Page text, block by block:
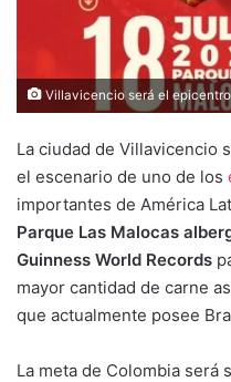
Villavicencio será el
La ciudad de Villavicencio
el escenario de uno de los
importantes de América
Parque Las Malocas
Guinness World Records
mayor cantidad de carne
que actualmente posee
La meta de Colombia será